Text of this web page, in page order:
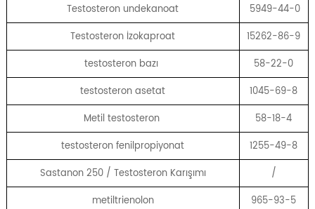
Testosteron undekanoat
5949-44-0
Testosteron İzokaproat
15262-86-9
testosteron bazı
58-22-0
testosteron asetat
1045-69-8
Metil testosteron
58-18-4
testosteron fenilpropiyonat
1255-49-8
Sastanon 250 / Testosteron Karışımı
/
metiltrienolon
965-93-5